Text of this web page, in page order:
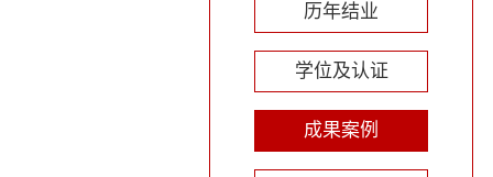
历年结业
学位及认证
成果案例